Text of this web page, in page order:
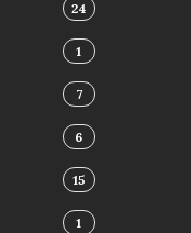
24
1
7
6
15
1